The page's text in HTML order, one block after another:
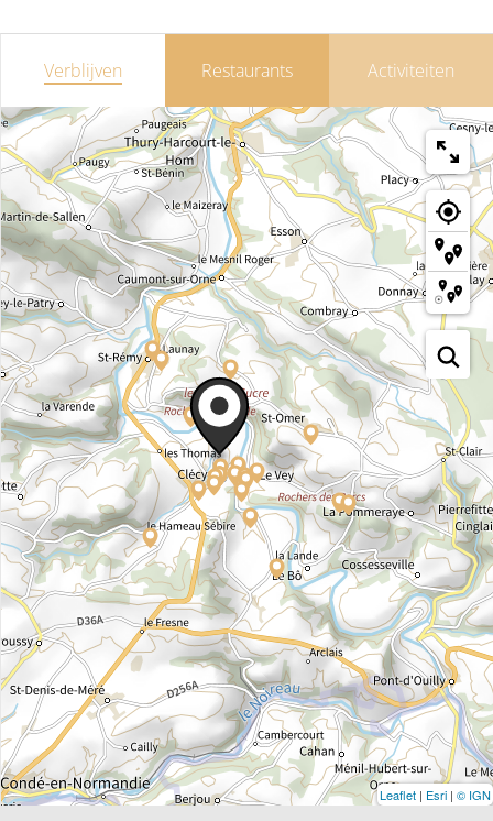
Verblijven Restaurants Activiteiten
Leaflet | Esri | © IGN